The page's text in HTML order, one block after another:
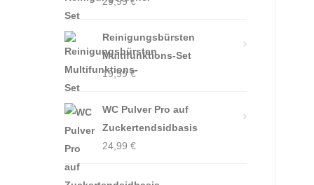
Reinigungsbürsten
Multifunktions-Set
19,99€
WC Pulver Pro auf
Zuckertendsidbasis
24,99 €